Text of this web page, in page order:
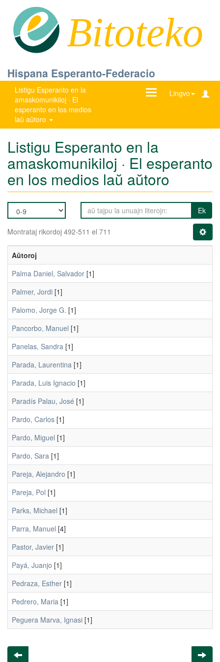
Bitoteko
Hispana Esperanto-Federacio
Listigu Esperanto en la
amaskomunikiloj · El
esperanto en los medios
laŭ aŭtoro
Lingvo
Ŝanĝu
Listigu Esperanto en la
amaskomunikiloj · El esperanto
en los medios laŭ aŭtoro
Ek
Montrataj rikordoj 492-511 el 711
Aŭtoroj
Palma Daniel, Salvador [1]
Palmer, Jordi [1]
Palomo, Jorge G. [1]
Pancorbo, Manuel [1]
Panelas, Sandra [1]
Parada, Laurentina [1]
Parada, Luis Ignacio [1]
Paradís Palau, José [1]
Pardo, Carlos [1]
Pardo, Miguel [1]
Pardo, Sara [1]
Pareja, Alejandro [1]
Pareja, Pol [1]
Parks, Michael [1]
Parra, Manuel [4]
Pastor, Javier [1]
Payá, Juanjo [1]
Pedraza, Esther [1]
Pedrero, Maria [1]
Peguera Marva, Ignasi [1]